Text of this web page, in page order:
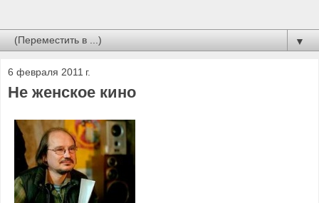
▼
6 февраля 2011 г.
Не женское кино